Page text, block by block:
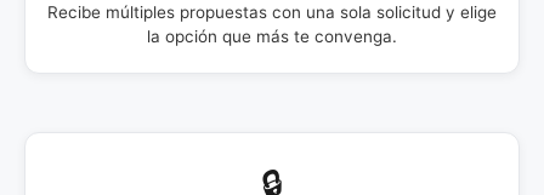
Recibe múltiples propuestas con una sola solicitud y elige
la opción que más te convenga.
🔒